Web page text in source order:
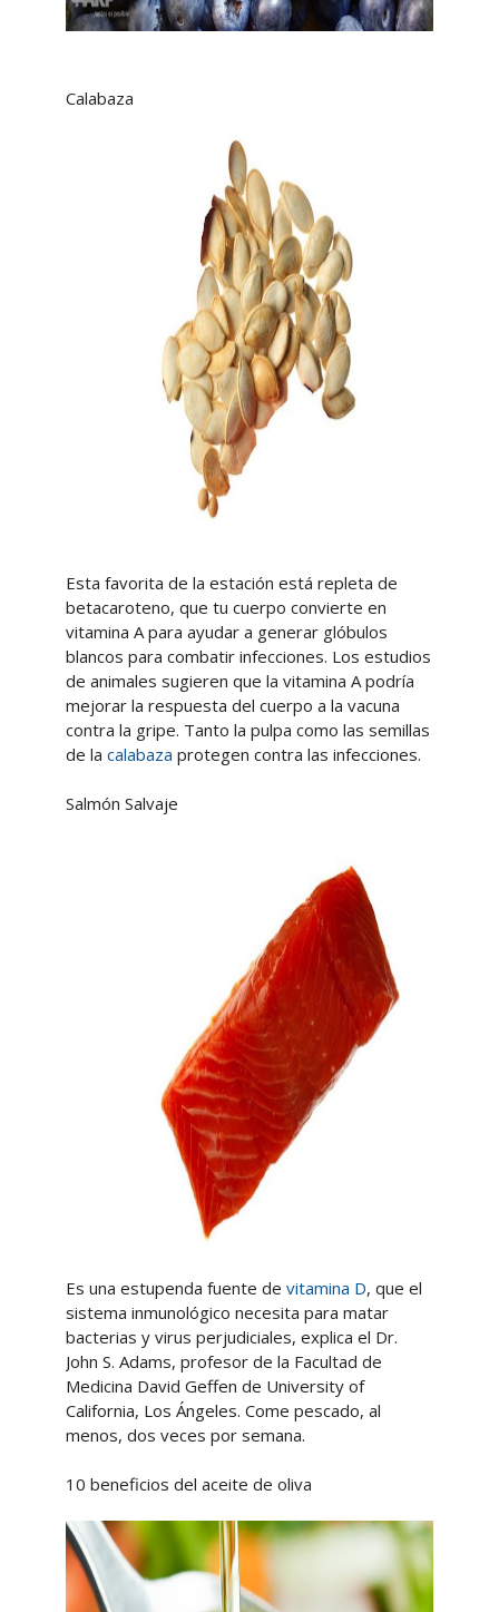
Calabaza
Esta favorita de la estación está repleta de
betacaroteno, que tu cuerpo convierte en
vitamina A para ayudar a generar glóbulos
blancos para combatir infecciones. Los estudios
de animales sugieren que la vitamina A podría
mejorar la respuesta del cuerpo a la vacuna
contra la gripe. Tanto la pulpa como las semillas
de la calabaza protegen contra las infecciones.
Salmón Salvaje
Es una estupenda fuente de vitamina D, que el
sistema inmunológico necesita para matar
bacterias y virus perjudiciales, explica el Dr.
John S. Adams, profesor de la Facultad de
Medicina David Geffen de University of
California, Los Ángeles. Come pescado, al
menos, dos veces por semana.
10 beneficios del aceite de oliva